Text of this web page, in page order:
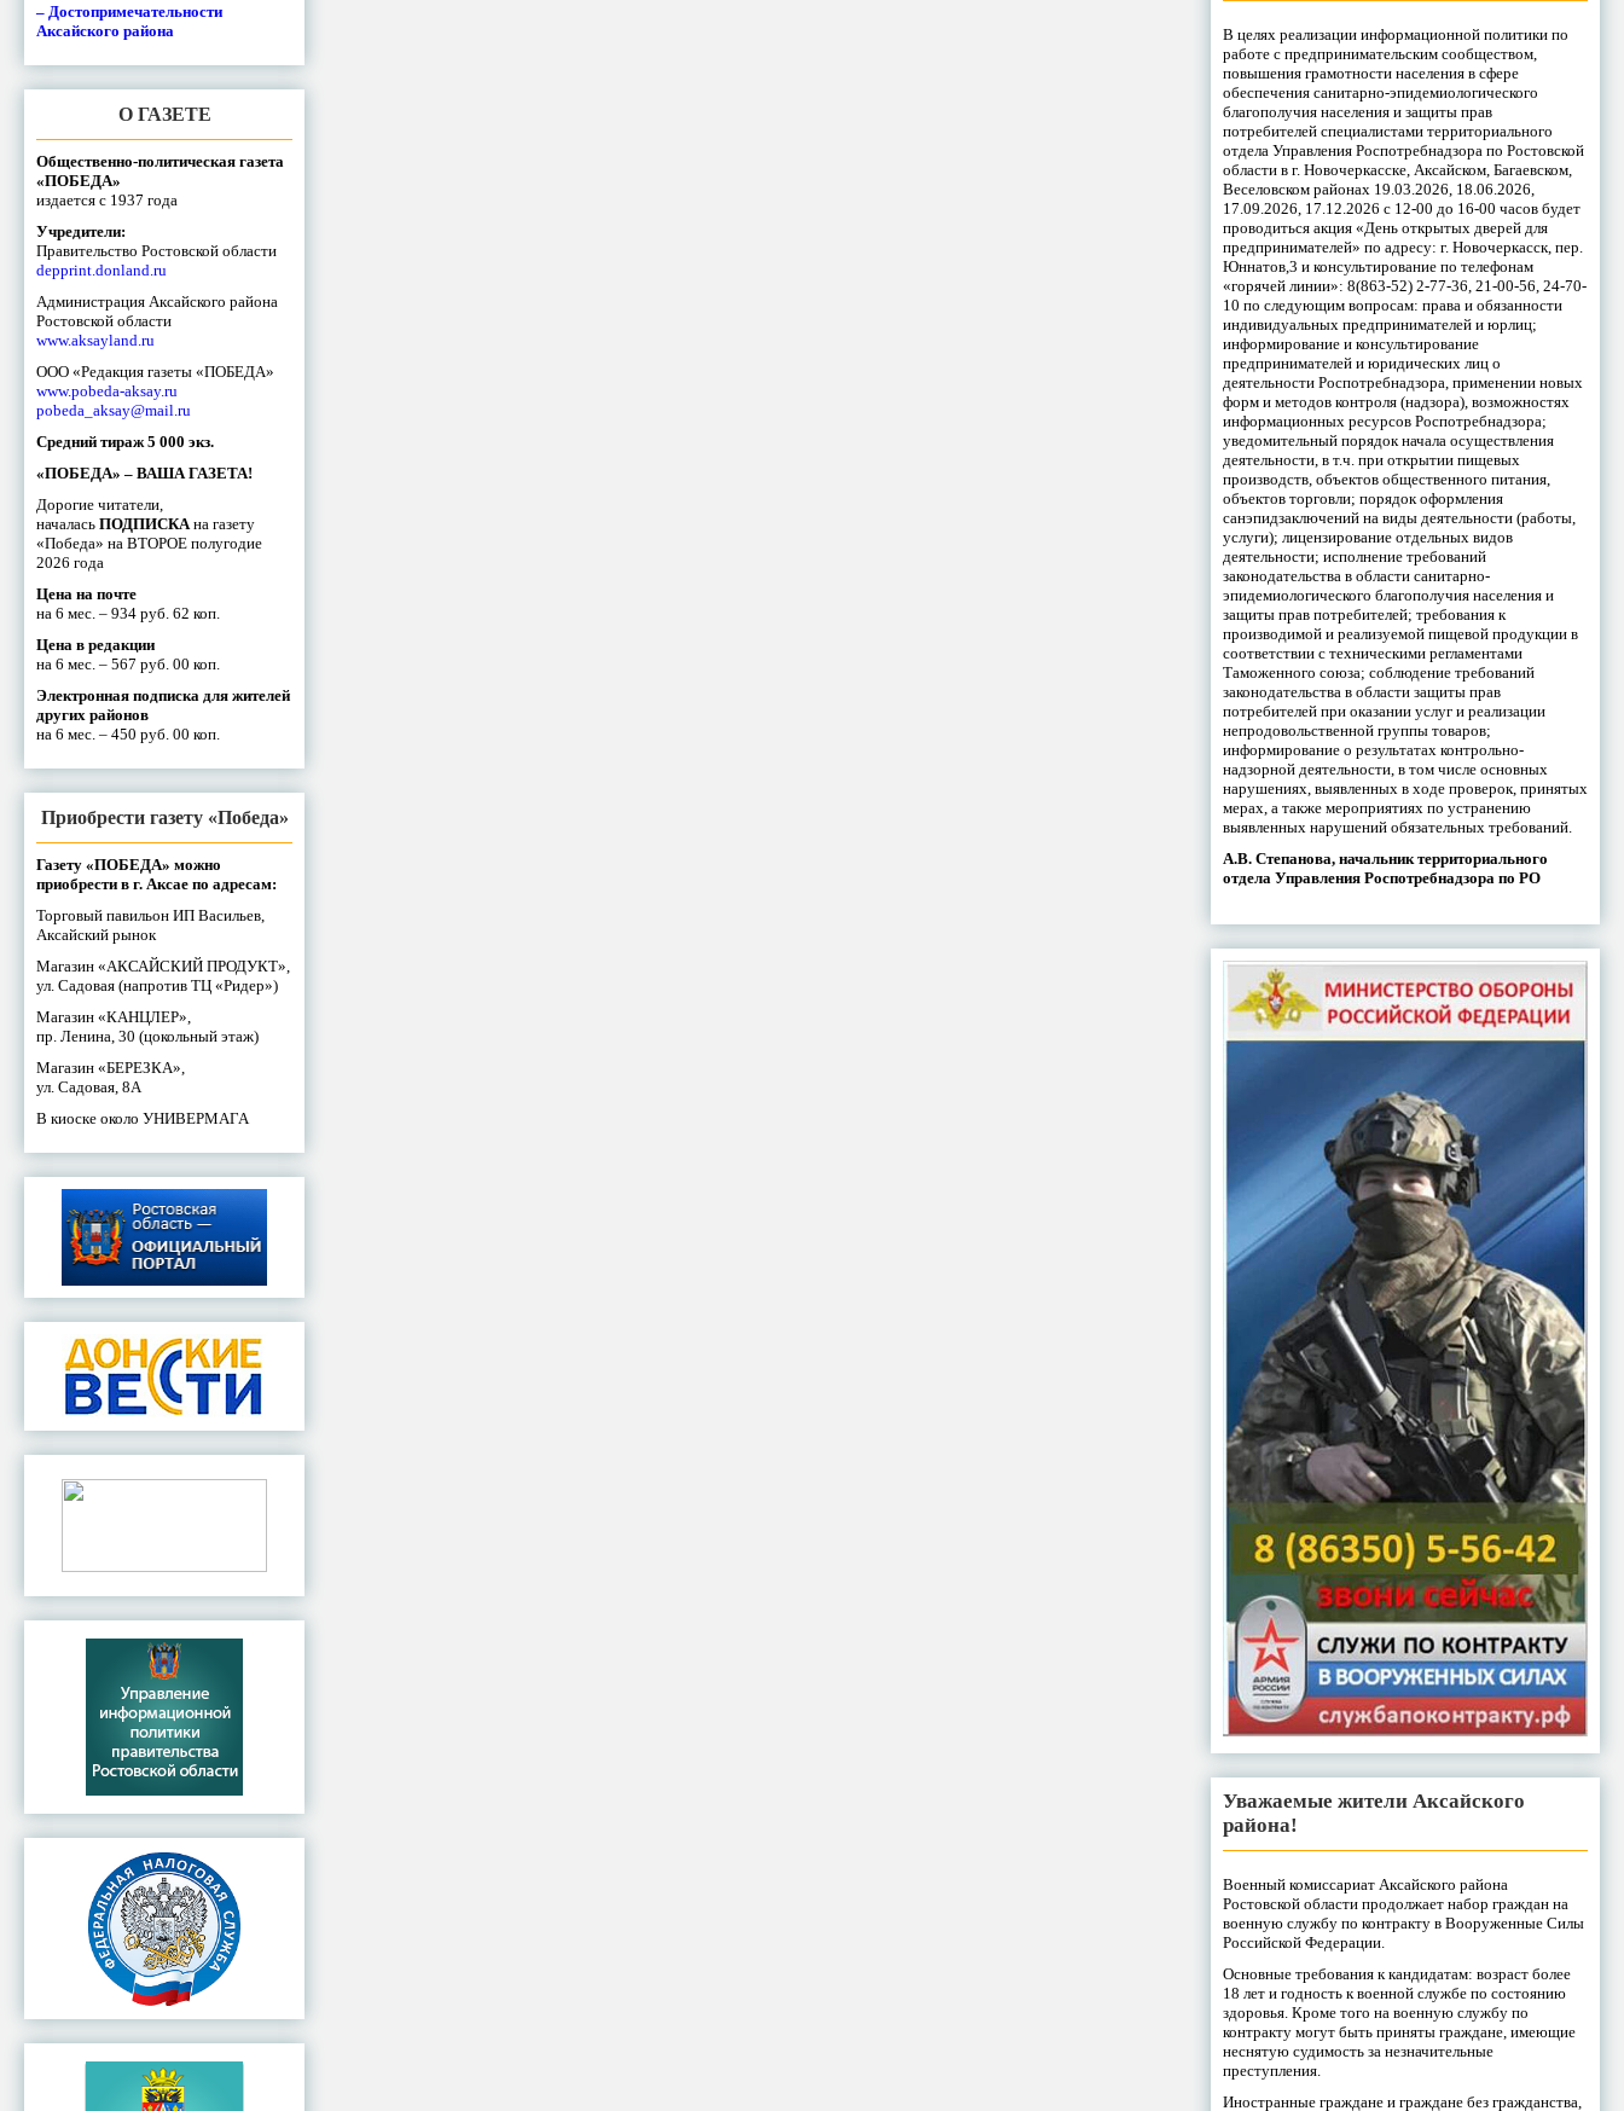
– Достопримечательности
Аксайского района
О ГАЗЕТЕ
Общественно-политическая газета
«ПОБЕДА»
издается с 1937 года
Учредители:
Правительство Ростовской области
depprint.donland.ru
Администрация Аксайского района
Ростовской области
www.aksayland.ru
ООО «Редакция газеты «ПОБЕДА»
www.pobeda-aksay.ru
pobeda_aksay@mail.ru
Средний тираж 5 000 экз.
«ПОБЕДА» – ВАША ГАЗЕТА!
Дорогие читатели,
началась ПОДПИСКА на газету
«Победа» на ВТОРОЕ полугодие
2026 года
Цена на почте
на 6 мес. – 934 руб. 62 коп.
Цена в редакции
на 6 мес. – 567 руб. 00 коп.
Электронная подписка для жителей
других районов
на 6 мес. – 450 руб. 00 коп.
Приобрести газету «Победа»
Газету «ПОБЕДА» можно
приобрести в г. Аксае по адресам:
Торговый павильон ИП Васильев,
Аксайский рынок
Магазин «АКСАЙСКИЙ ПРОДУКТ»,
ул. Садовая (напротив ТЦ «Ридер»)
Магазин «КАНЦЛЕР»,
пр. Ленина, 30 (цокольный этаж)
Магазин «БЕРЕЗКА»,
ул. Садовая, 8А
В киоске около УНИВЕРМАГА
В целях реализации информационной политики по
работе с предпринимательским сообществом,
повышения грамотности населения в сфере
обеспечения санитарно-эпидемиологического
благополучия населения и защиты прав
потребителей специалистами территориального
отдела Управления Роспотребнадзора по Ростовской
области в г. Новочеркасске, Аксайском, Багаевском,
Веселовском районах 19.03.2026, 18.06.2026,
17.09.2026, 17.12.2026 с 12-00 до 16-00 часов будет
проводиться акция «День открытых дверей для
предпринимателей» по адресу: г. Новочеркасск, пер.
Юннатов,3 и консультирование по телефонам
«горячей линии»: 8(863-52) 2-77-36, 21-00-56, 24-70-
10 по следующим вопросам: права и обязанности
индивидуальных предпринимателей и юрлиц;
информирование и консультирование
предпринимателей и юридических лиц о
деятельности Роспотребнадзора, применении новых
форм и методов контроля (надзора), возможностях
информационных ресурсов Роспотребнадзора;
уведомительный порядок начала осуществления
деятельности, в т.ч. при открытии пищевых
производств, объектов общественного питания,
объектов торговли; порядок оформления
санэпидзаключений на виды деятельности (работы,
услуги); лицензирование отдельных видов
деятельности; исполнение требований
законодательства в области санитарно-
эпидемиологического благополучия населения и
защиты прав потребителей; требования к
производимой и реализуемой пищевой продукции в
соответствии с техническими регламентами
Таможенного союза; соблюдение требований
законодательства в области защиты прав
потребителей при оказании услуг и реализации
непродовольственной группы товаров;
информирование о результатах контрольно-
надзорной деятельности, в том числе основных
нарушениях, выявленных в ходе проверок, принятых
мерах, а также мероприятиях по устранению
выявленных нарушений обязательных требований.
А.В. Степанова, начальник территориального
отдела Управления Роспотребнадзора по РО
Уважаемые жители Аксайского
района!
Военный комиссариат Аксайского района
Ростовской области продолжает набор граждан на
военную службу по контракту в Вооруженные Силы
Российской Федерации.
Основные требования к кандидатам: возраст более
18 лет и годность к военной службе по состоянию
здоровья. Кроме того на военную службу по
контракту могут быть приняты граждане, имеющие
неснятую судимость за незначительные
преступления.
Иностранные граждане и граждане без гражданства,